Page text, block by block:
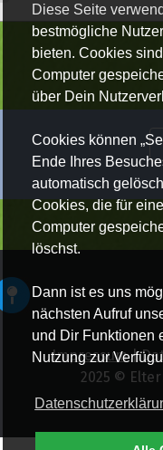
Diese Seite
bestmögliche
bieten. Cookies
Computer
über Dein
Cookies können
Ende Ihres
automatisch
Cookies, die für
Computer
löschst.
Dann ist es uns
nächsten Aufruf
und Dir Funktionen
Nutzung zur
Impressum|
2025 ©